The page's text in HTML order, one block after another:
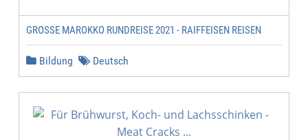
GROSSE MAROKKO RUNDREISE 2021 - RAIFFEISEN REISEN
Bildung Deutsch